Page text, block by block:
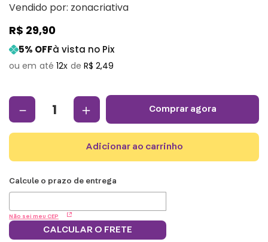
Vendido por: zonacriativa
R$ 29,90
5% OFFà vista no Pix
12 R$ 2,49
＋
－ comprar agora
adicionar ao carrinho
Não sei meu CEP
CALCULAR O FRETE